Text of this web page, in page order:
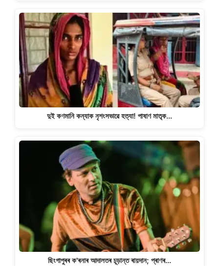
দুই কণমানি কন্যাক নৃশংসভাৱে হত্যা! পাষাণ মাতৃক…
ছিংগাপুৰৰ ক'ৰনাৰ আদালতৰ চূড়ান্ত ৰায়দান; প্ৰাণৰ…